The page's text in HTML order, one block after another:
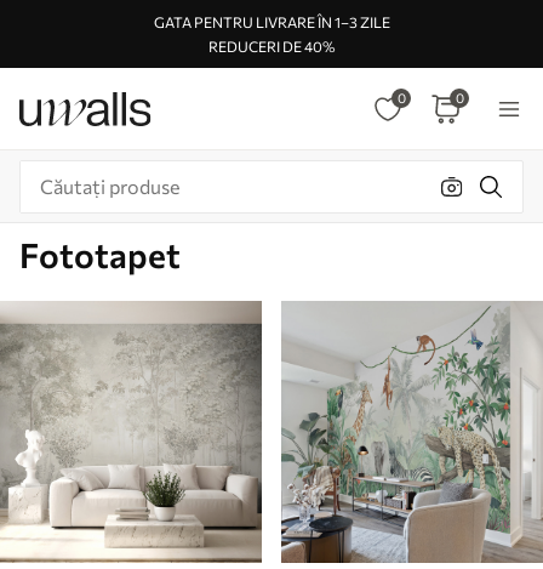
GATA PENTRU LIVRARE ÎN 1–3 ZILE
REDUCERI DE 40%
0 0
Fototapet